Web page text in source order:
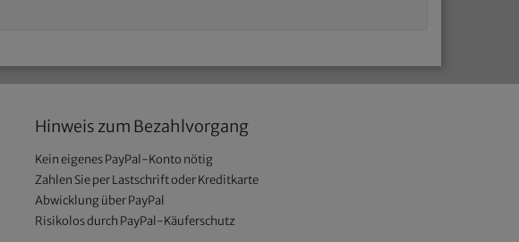
Hinweis zum Bezahlvorgang
Kein eigenes PayPal-Konto nötig
Zahlen Sie per Lastschrift oder Kreditkarte
Abwicklung über PayPal
Risikolos durch PayPal-Käuferschutz